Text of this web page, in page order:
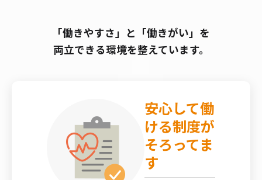
「働きやすさ」と「働きがい」を
両立できる環境を整えています。
安心して働
ける制度が
そろってま
す